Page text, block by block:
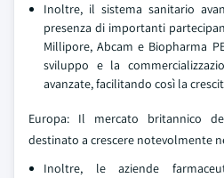
Inoltre, il sistema sanitario
presenza di importanti
Millipore, Abcam e Biopharma
sviluppo e la
avanzate, facilitando così la
Europa: Il mercato britannico
destinato a crescere notevolmente
Inoltre, le aziende